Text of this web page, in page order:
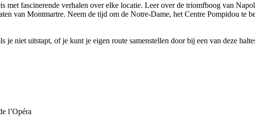
met fascinerende verhalen over elke locatie. Leer over de triomfboog van
van Montmartre. Neem de tijd om de Notre-Dame, het Centre Pompidou te
niet uitstapt, of je kunt je eigen route samenstellen door bij een van deze
l’Opéra